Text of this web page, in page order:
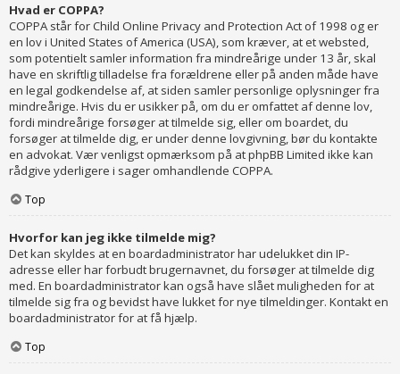
Hvad er COPPA?
COPPA står for Child Online Privacy and Protection Act of 1998 og er
en lov i United States of America (USA), som kræver, at et websted,
som potentielt samler information fra mindreårige under 13 år, skal
have en skriftlig tilladelse fra forældrene eller på anden måde have
en legal godkendelse af, at siden samler personlige oplysninger fra
mindreårige. Hvis du er usikker på, om du er omfattet af denne lov,
fordi mindreårige forsøger at tilmelde sig, eller om boardet, du
forsøger at tilmelde dig, er under denne lovgivning, bør du kontakte
en advokat. Vær venligst opmærksom på at phpBB Limited ikke kan
rådgive yderligere i sager omhandlende COPPA.
Top
Hvorfor kan jeg ikke tilmelde mig?
Det kan skyldes at en boardadministrator har udelukket din IP-
adresse eller har forbudt brugernavnet, du forsøger at tilmelde dig
med. En boardadministrator kan også have slået muligheden for at
tilmelde sig fra og bevidst have lukket for nye tilmeldinger. Kontakt en
boardadministrator for at få hjælp.
Top